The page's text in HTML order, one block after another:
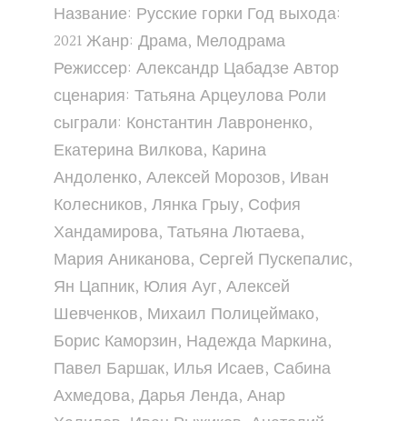
Название: Русские горки Год выхода:
2021 Жанр: Драма, Мелодрама
Режиссер: Александр Цабадзе Автор
сценария: Татьяна Арцеулова Роли
сыграли: Константин Лавроненко,
Екатерина Вилкова, Карина
Андоленко, Алексей Морозов, Иван
Колесников, Лянка Грыу, София
Хандамирова, Татьяна Лютаева,
Мария Аниканова, Сергей Пускепалис,
Ян Цапник, Юлия Ауг, Алексей
Шевченков, Михаил Полицеймако,
Борис Каморзин, Надежда Маркина,
Павел Баршак, Илья Исаев, Сабина
Ахмедова, Дарья Ленда, Анар